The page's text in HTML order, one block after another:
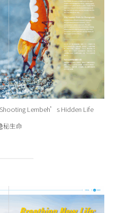
Lembeh’s Hidden Life
秘生命